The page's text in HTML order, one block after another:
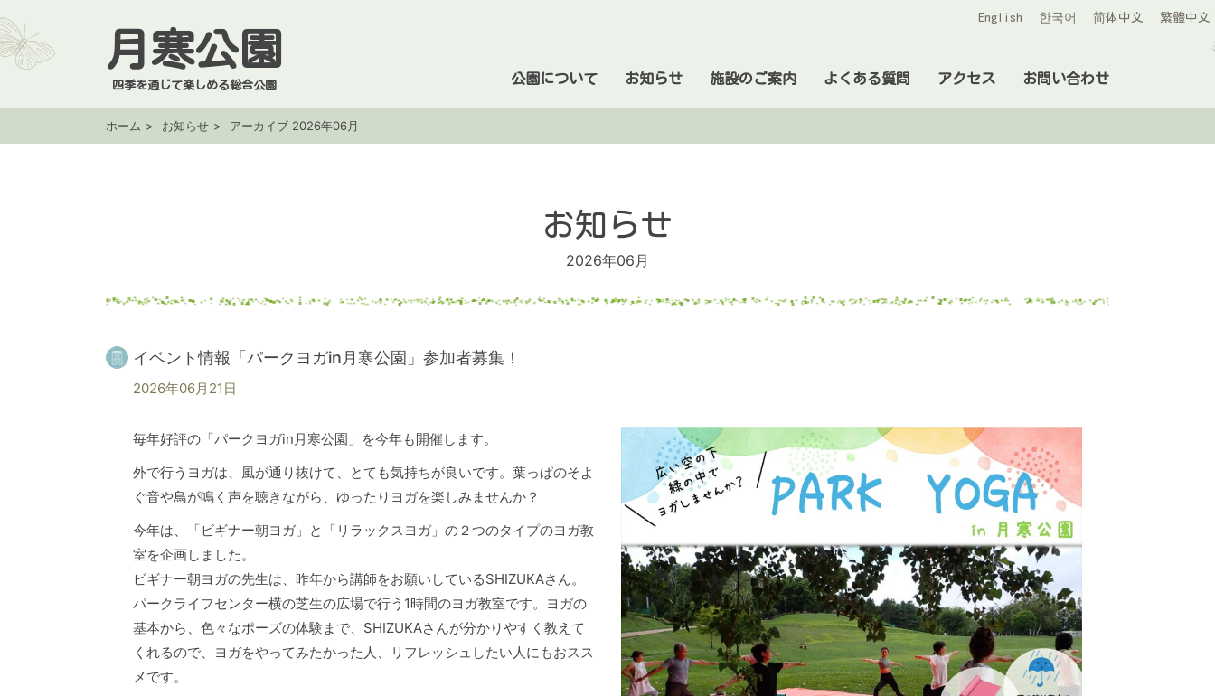
月寒公園
四季を通じて楽しめる総合公園 公園について お知らせ 施設のご案内 よくある質問 アクセス お問い合わせ
English 한국어 简体中文 繁體中文
ホーム お知らせ アーカイブ 2026年06月
お知らせ
2026年06月
イベント情報「パークヨガin月寒公園」参加者募集！
2026年06月21日
毎年好評の「パークヨガin月寒公園」を今年も開催します。
外で行うヨガは、風が通り抜けて、とても気持ちが良いです。葉っぱのそよ
ぐ音や鳥が鳴く声を聴きながら、ゆったりヨガを楽しみませんか？
今年は、「ビギナー朝ヨガ」と「リラックスヨガ」の２つのタイプのヨガ教
室を企画しました。
ビギナー朝ヨガの先生は、昨年から講師をお願いしているSHIZUKAさん。
パークライフセンター横の芝生の広場で行う1時間のヨガ教室です。ヨガの
基本から、色々なポーズの体験まで、SHIZUKAさんが分かりやすく教えて
くれるので、ヨガをやってみたかった人、リフレッシュしたい人にもおスス
メです。